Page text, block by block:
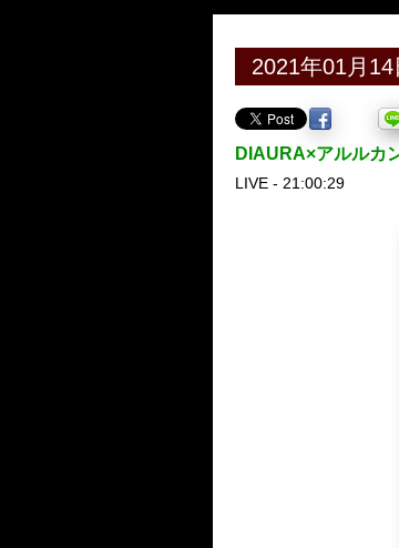
2021年01月
DIAURA×アルルカ
LIVE - 21:00:29